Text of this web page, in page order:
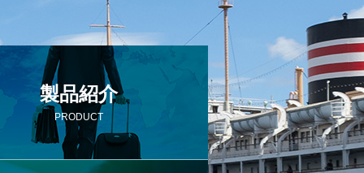
製品紹介
PRODUCT